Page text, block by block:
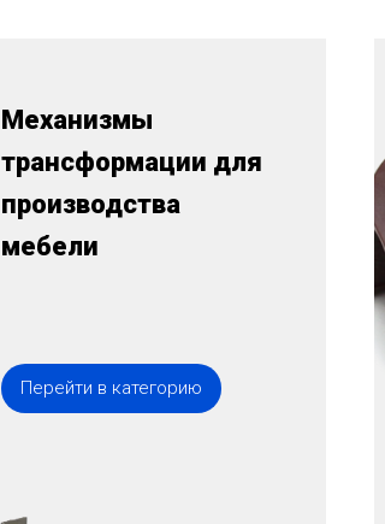
Механизмы
трансформации для
производства
мебели
Перейти в категорию